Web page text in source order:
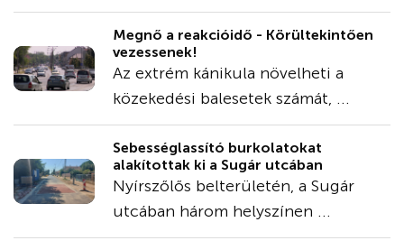
Megnő a reakcióidő - Körültekintően
vezessenek!
Az extrém kánikula növelheti a
közekedési balesetek számát, ...
Sebességlassító burkolatokat
alakítottak ki a Sugár utcában
Nyírszőlős belterületén, a Sugár
utcában három helyszínen ...